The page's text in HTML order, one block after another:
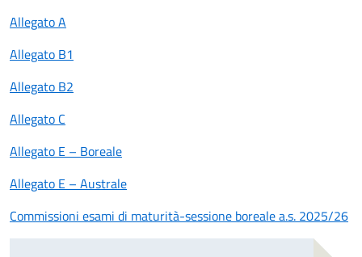
Allegato A
Allegato B1
Allegato B2
Allegato C
Allegato E – Boreale
Allegato E – Australe
Commissioni esami di maturità-sessione boreale a.s. 2025/26